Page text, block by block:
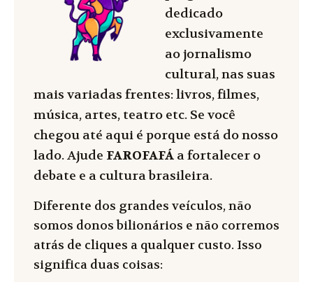
dedicado
exclusivamente
ao jornalismo
cultural, nas suas
mais variadas frentes: livros, filmes,
música, artes, teatro etc. Se você
chegou até aqui é porque está do nosso
lado. Ajude FAROFAFÁ a fortalecer o
debate e a cultura brasileira.
Diferente dos grandes veículos, não
somos donos bilionários e não corremos
atrás de cliques a qualquer custo. Isso
significa duas coisas: